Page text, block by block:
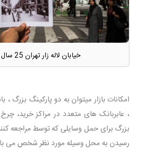
خیابان لاله زار تهران 25 سال پیش
امکانات بازار میتوان به دو پارکینگ بزرگ
، عابربانک های متعدد در مراکز خرید،
بزرگ برای حمل وسایلی که توسط مراجعه
رسیدن به محل وسیله مورد نظر شخص می